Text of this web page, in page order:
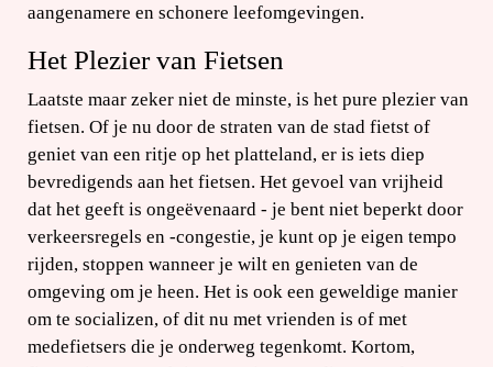
aangenamere en schonere leefomgevingen.
Het Plezier van Fietsen
Laatste maar zeker niet de minste, is het pure plezier van
fietsen. Of je nu door de straten van de stad fietst of
geniet van een ritje op het platteland, er is iets diep
bevredigends aan het fietsen. Het gevoel van vrijheid
dat het geeft is ongeëvenaard - je bent niet beperkt door
verkeersregels en -congestie, je kunt op je eigen tempo
rijden, stoppen wanneer je wilt en genieten van de
omgeving om je heen. Het is ook een geweldige manier
om te socializen, of dit nu met vrienden is of met
medefietsers die je onderweg tegenkomt. Kortom,